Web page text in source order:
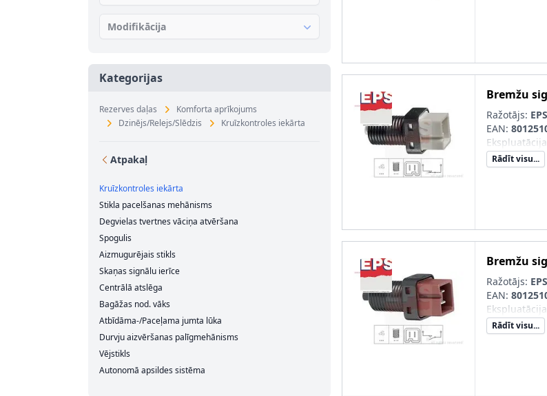
Modifikācija
Kategorijas
Rezerves daļas
Komforta aprīkojums
Dzinējs/Relejs/Slēdzis
Kruīzkontroles iekārta
Atpakaļ
Kruīzkontroles iekārta
Stikla pacelšanas mehānisms
Degvielas tvertnes vāciņa atvēršana
Spogulis
Aizmugurējais stikls
Skaņas signālu ierīce
Centrālā atslēga
Bagāžas nod. vāks
Atbīdāma-/Paceļama jumta lūka
Durvju aizvēršanas palīgmehānisms
Vējstikls
Autonomā apsildes sistēma
Bremžu
Ražotājs: EPS
EAN:
Rādīt visu...
Bremžu
Ražotājs: EPS
EAN:
Rādīt visu...